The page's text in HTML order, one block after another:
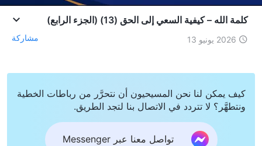
كلمة الله – كيفية السعي إلى الحق (13) (الجزء الرابع)
2026 يونيو 13 مشاركة
كيف يمكن لنا نحن المسيحيون أن نتحرَّر من رباطات الخطية
ونتطهَّر؟ لا تتردد في الاتصال بنا لتجد الطريق.
تواصل معنا عبر Messenger